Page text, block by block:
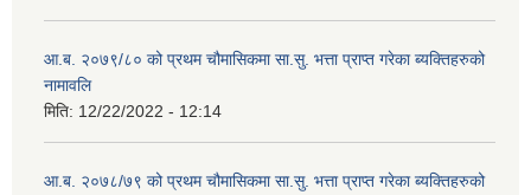
आ.ब. २०७९/८० को प्रथम चौमासिकमा सा.सु. भत्ता प्राप्त गरेका ब्यक्तिहरुको
नामावलि
मिति: 12/22/2022 - 12:14
आ.ब. २०७८/७९ को प्रथम चौमासिकमा सा.सु. भत्ता प्राप्त गरेका ब्यक्तिहरुको